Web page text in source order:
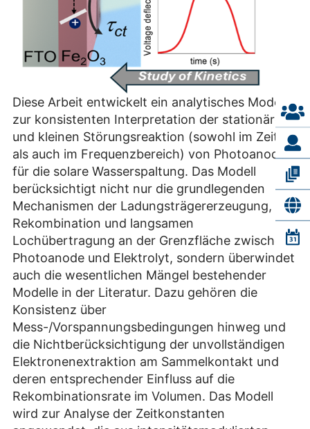
Diese Arbeit entwickelt ein analytisches Modell
zur konsistenten Interpretation der stationären
und kleinen Störungsreaktion (sowohl im Zeit-
als auch im Frequenzbereich) von Photoanoden
für die solare Wasserspaltung. Das Modell
berücksichtigt nicht nur die grundlegenden
Mechanismen der Ladungsträgererzeugung,
Rekombination und langsamen
Lochübertragung an der Grenzfläche zwischen
Photoanode und Elektrolyt, sondern überwindet
auch die wesentlichen Mängel bestehender
Modelle in der Literatur. Dazu gehören die
Konsistenz über
Mess-/Vorspannungsbedingungen hinweg und
die Nichtberücksichtigung der unvollständigen
Elektronenextraktion am Sammelkontakt und
deren entsprechender Einfluss auf die
Rekombinationsrate im Volumen. Das Modell
wird zur Analyse der Zeitkonstanten